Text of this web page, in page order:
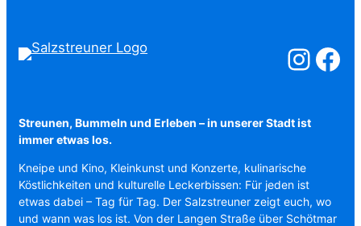
Salzstreuner
Streunen, Bummeln und Erleben – in unserer Stadt ist
immer etwas los.
Kneipe und Kino, Kleinkunst und Konzerte, kulinarische
Köstlichkeiten und kulturelle Leckerbissen: Für jeden ist
etwas dabei – Tag für Tag. Der Salzstreuner zeigt euch, wo
und wann was los ist. Von der Langen Straße über Schötmar